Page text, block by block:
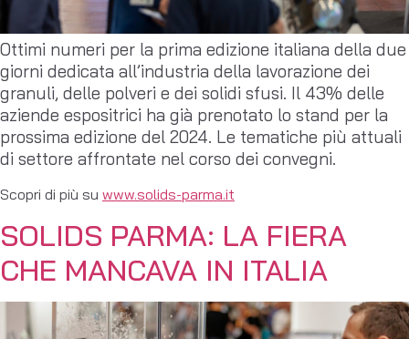
Ottimi numeri per la prima edizione italiana della due
giorni dedicata all’industria della lavorazione dei
granuli, delle polveri e dei solidi sfusi. Il 43% delle
aziende espositrici ha già prenotato lo stand per la
prossima edizione del 2024. Le tematiche più attuali
di settore affrontate nel corso dei convegni.
Scopri di più su www.solids-parma.it
SOLIDS PARMA: LA FIERA
CHE MANCAVA IN ITALIA